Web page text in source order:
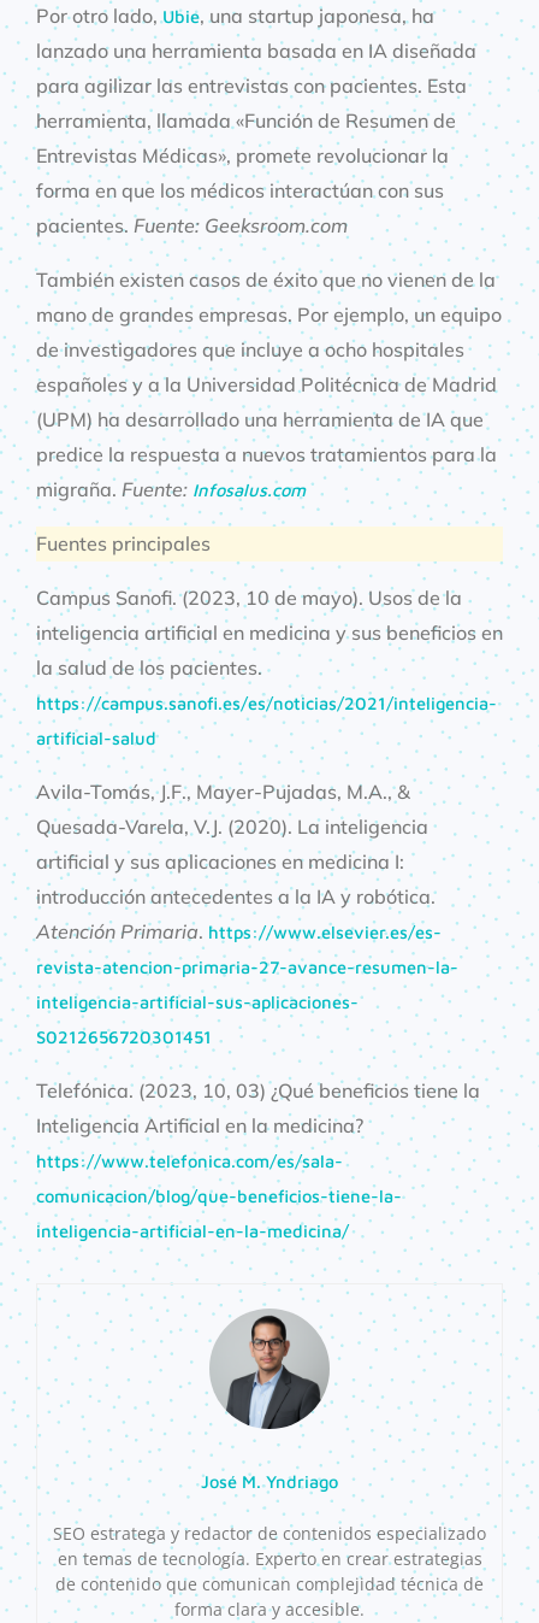
Por otro lado,Ubie, una startup japonesa, ha
lanzado una herramienta basada en IA diseñada
para agilizar las entrevistas con pacientes. Esta
herramienta, llamada «Función de Resumen de
Entrevistas Médicas», promete revolucionar la
forma en que los médicos interactúan con sus
pacientes. Fuente: Geeksroom.com
También existen casos de éxito que no vienen de la
mano de grandes empresas. Por ejemplo, un equipo
de investigadores que incluye a ocho hospitales
españoles y a la Universidad Politécnica de Madrid
(UPM) ha desarrollado una herramienta de IA que
predice la respuesta a nuevos tratamientos para la
migraña. Fuente:Infosalus.com
Fuentes principales
Campus Sanofi. (2023, 10 de mayo). Usos de la
inteligencia artificial en medicina y sus beneficios en
la salud de los pacientes.
https://campus.sanofi.es/es/noticias/2021/inteligencia-
artificial-salud
Avila-Tomás, J.F., Mayer-Pujadas, M.A., &
Quesada-Varela, V.J. (2020). La inteligencia
artificial y sus aplicaciones en medicina I:
introducción antecedentes a la IA y robótica.
Atención Primaria. https://www.elsevier.es/es-
revista-atencion-primaria-27-avance-resumen-la-
inteligencia-artificial-sus-aplicaciones-
S0212656720301451
Telefónica. (2023, 10, 03) ¿Qué beneficios tiene la
Inteligencia Artificial en la medicina?
https://www.telefonica.com/es/sala-
comunicacion/blog/que-beneficios-tiene-la-
inteligencia-artificial-en-la-medicina/
José M. Yndriago
SEO estratega y redactor de contenidos especializado
en temas de tecnología. Experto en crear estrategias
de contenido que comunican complejidad técnica de
forma clara y accesible.